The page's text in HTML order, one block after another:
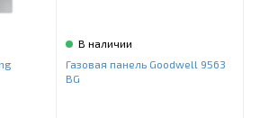
В наличии
Газовая панель Goodwell 9563
BG